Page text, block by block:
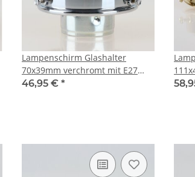
Lampenschirm Glashalter
70x39mm verchromt mit E27
Fassung
46,95 € *
E14